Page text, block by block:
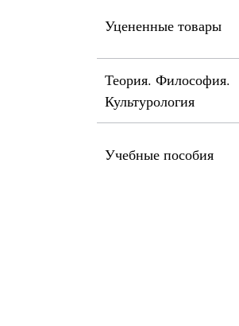
Уцененные товары
Теория. Философия.
Культурология
Учебные пособия